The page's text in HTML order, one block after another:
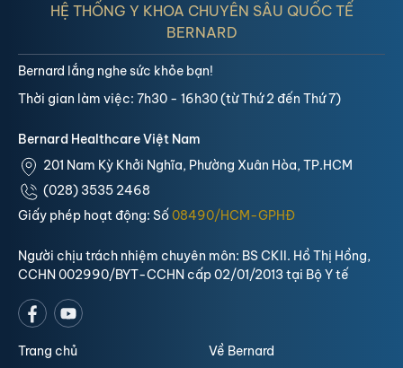
HỆ THỐNG Y KHOA CHUYÊN SÂU QUỐC TẾ
BERNARD
Bernard Healthcare Việt Nam
201 Nam Kỳ Khởi Nghĩa, Phường Xuân Hòa, TP.HCM
(028) 3535 2468
Giấy phép hoạt động: Số08490/HCM-GPHĐ
Người chịu trách nhiệm chuyên môn: BS CKII. Hồ Thị Hồng,
CCHN 002990/BYT-CCHN cấp 02/01/2013 tại Bộ Y tế
Bernard lắng nghe sức khỏe bạn!
Thời gian làm việc: 7h30 - 16h30 (từ Thứ 2 đến Thứ 7)
Trang chủ Về Bernard